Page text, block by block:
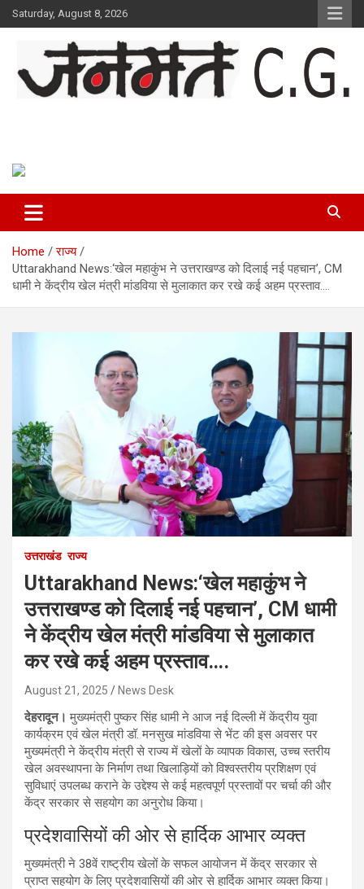
Skip
to
Saturday, August 8, 2026
Home
राज्य
Uttarakhand News:‘खेल महाकुंभ ने उत्तराखण्ड को दिलाई नई पहचान’, CM
धामी ने केंद्रीय खेल मंत्री मांडविया से मुलाकात कर रखे कई अहम प्रस्ताव….
उत्तराखंड राज्य
Uttarakhand News:‘खेल महाकुंभ ने
उत्तराखण्ड को दिलाई नई पहचान’, CM धामी
ने केंद्रीय खेल मंत्री मांडविया से मुलाकात
कर रखे कई अहम प्रस्ताव….
August 21, 2025 News Desk
देहरादून।मुख्यमंत्री पुष्कर सिंह धामी ने आज नई दिल्ली में केंद्रीय युवा
कार्यक्रम एवं खेल मंत्री डॉ. मनसुख मांडविया से भेंट की इस अवसर पर
मुख्यमंत्री ने केंद्रीय मंत्री से राज्य में खेलों के व्यापक विकास, उच्च स्तरीय
खेल अवस्थापना के निर्माण तथा खिलाड़ियों को विश्वस्तरीय प्रशिक्षण एवं
सुविधाएं उपलब्ध कराने के उद्देश्य से कई महत्वपूर्ण प्रस्तावों पर चर्चा की और
केंद्र सरकार से सहयोग का अनुरोध किया।
प्रदेशवासियों की ओर से हार्दिक आभार व्यक्त
मुख्यमंत्री ने 38वें राष्ट्रीय खेलों के सफल आयोजन में केंद्र सरकार से
प्राप्त सहयोग के लिए प्रदेशवासियों की ओर से हार्दिक आभार व्यक्त किया।